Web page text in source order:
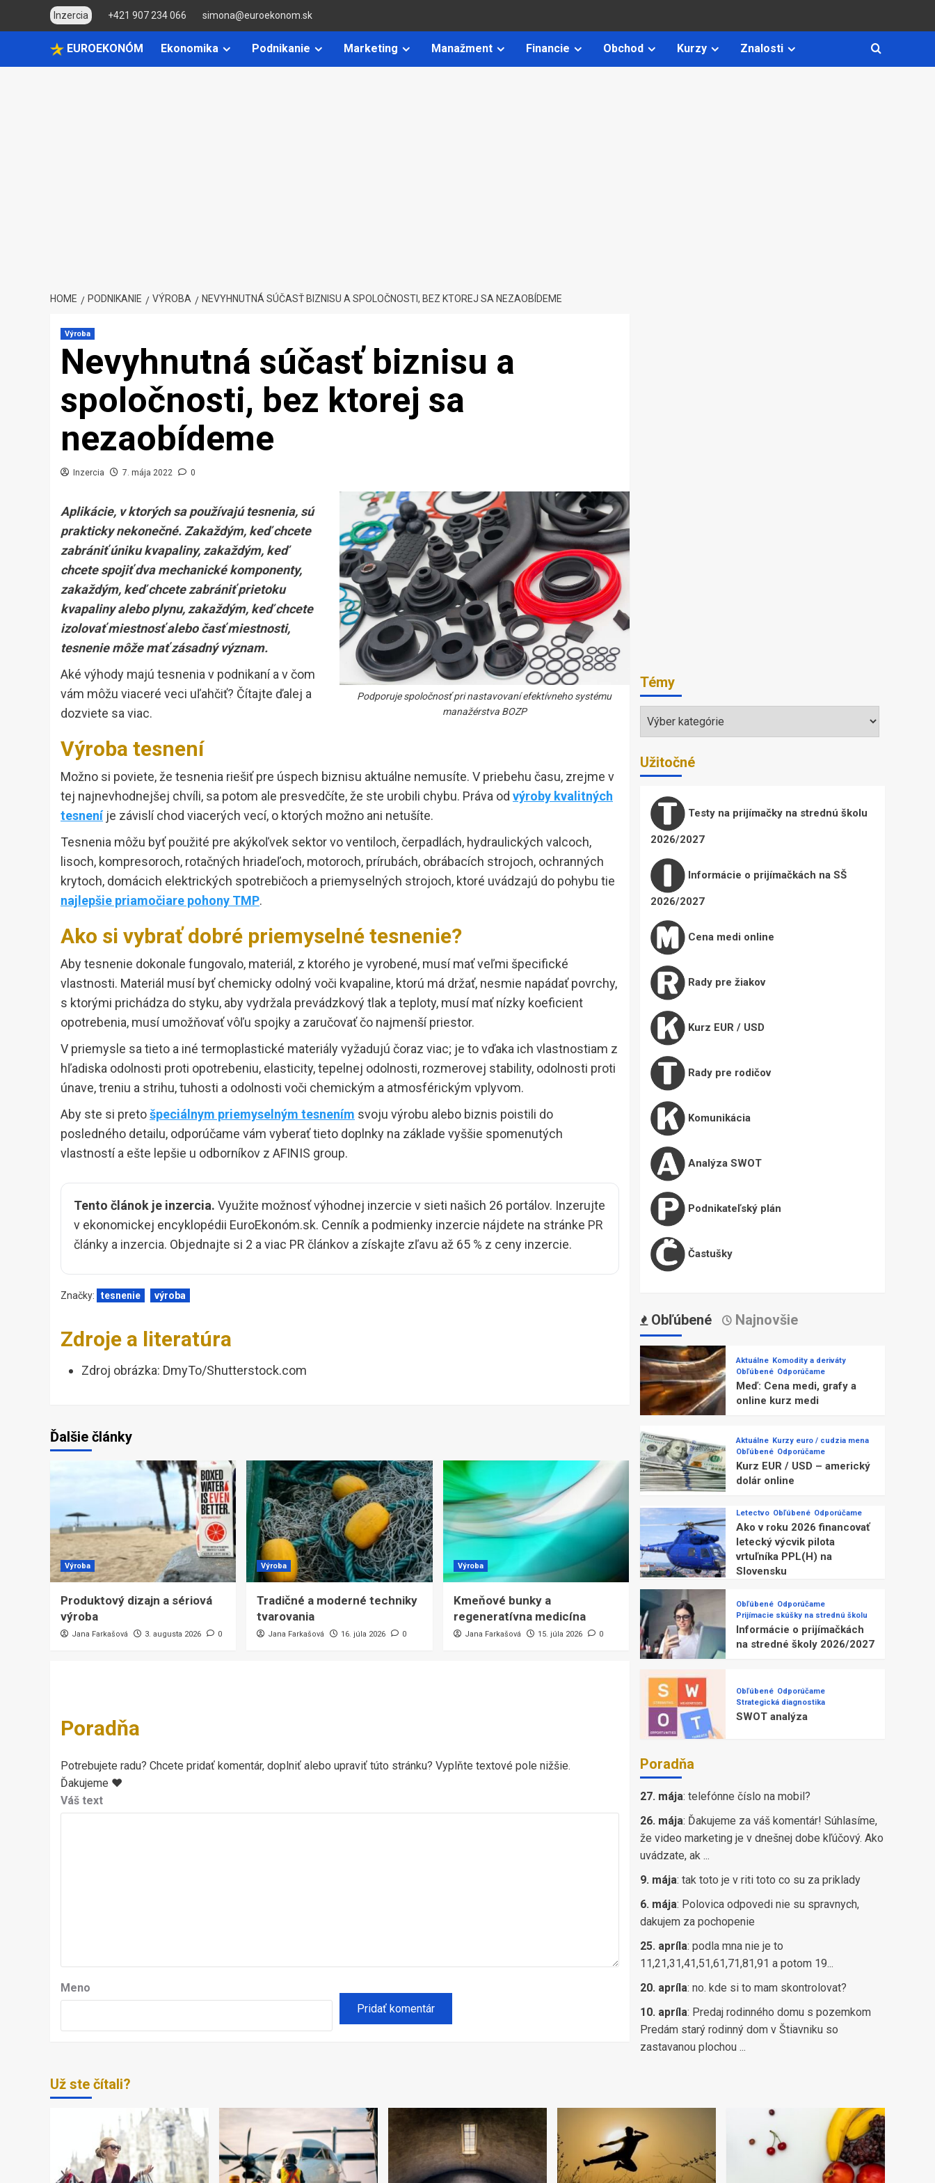
Inzercia +421 907 234 066 simona@euroekonom.sk
EUROEKONÓM Ekonomika Podnikanie Marketing Manažment Financie Obchod Kurzy Znalosti
HOME PODNIKANIE VÝROBA NEVYHNUTNÁ SÚČASŤ BIZNISU A SPOLOČNOSTI, BEZ KTOREJ SA NEZAOBÍDEME
Výroba
Nevyhnutná súčasť biznisu a
spoločnosti, bez ktorej sa
nezaobídeme
Inzercia 7. mája 2022 0
Podporuje spoločnosť pri nastavovaní efektívneho systému
manažérstva BOZP
Aplikácie, v ktorých sa používajú tesnenia, sú
prakticky nekonečné. Zakaždým, keď chcete
zabrániť úniku kvapaliny, zakaždým, keď
chcete spojiť dva mechanické komponenty,
zakaždým, keď chcete zabrániť prietoku
kvapaliny alebo plynu, zakaždým, keď chcete
izolovať miestnosť alebo časť miestnosti,
tesnenie môže mať zásadný význam.
Aké výhody majú tesnenia v podnikaní a v čom
vám môžu viaceré veci uľahčiť? Čítajte ďalej a
dozviete sa viac.
Výroba tesnení
Možno si poviete, že tesnenia riešiť pre úspech biznisu aktuálne nemusíte. V priebehu času, zrejme v
tej najnevhodnejšej chvíli, sa potom ale presvedčíte, že ste urobili chybu. Práva od výroby kvalitných
tesneníje závislí chod viacerých vecí, o ktorých možno ani netušíte.
Tesnenia môžu byť použité pre akýkoľvek sektor vo ventiloch, čerpadlách, hydraulických valcoch,
lisoch, kompresoroch, rotačných hriadeľoch, motoroch, prírubách, obrábacích strojoch, ochranných
krytoch, domácich elektrických spotrebičoch a priemyselných strojoch, ktoré uvádzajú do pohybu tie
najlepšie priamočiare pohony TMP.
Ako si vybrať dobré priemyselné tesnenie?
Aby tesnenie dokonale fungovalo, materiál, z ktorého je vyrobené, musí mať veľmi špecifické
vlastnosti. Materiál musí byť chemicky odolný voči kvapaline, ktorú má držať, nesmie napádať povrchy,
s ktorými prichádza do styku, aby vydržala prevádzkový tlak a teploty, musí mať nízky koeficient
opotrebenia, musí umožňovať vôľu spojky a zaručovať čo najmenší priestor.
V priemysle sa tieto a iné termoplastické materiály vyžadujú čoraz viac; je to vďaka ich vlastnostiam z
hľadiska odolnosti proti opotrebeniu, elasticity, tepelnej odolnosti, rozmerovej stability, odolnosti proti
únave, treniu a strihu, tuhosti a odolnosti voči chemickým a atmosférickým vplyvom.
Aby ste si pretošpeciálnym priemyselným tesnením svoju výrobu alebo biznis poistili do
posledného detailu, odporúčame vám vyberať tieto doplnky na základe vyššie spomenutých
vlastností a ešte lepšie u odborníkov z AFINIS group.
Tento článok je inzercia. Využite možnosť výhodnej inzercie v sieti našich 26 portálov. Inzerujte
v ekonomickej encyklopédii EuroEkonóm.sk. Cenník a podmienky inzercie nájdete na stránke PR
články a inzercia. Objednajte si 2 a viac PR článkov a získajte zľavu až 65 % z ceny inzercie.
Značky: tesnenie výroba
Zdroje a literatúra
Zdroj obrázka: DmyTo/Shutterstock.com
Ďalšie články
Výroba
Produktový dizajn a sériová
výroba
Jana Farkašová 3. augusta 2026 0
Výroba
Tradičné a moderné techniky
tvarovania
Jana Farkašová 16. júla 2026 0
Výroba
Kmeňové bunky a
regeneratívna medicína
Jana Farkašová 15. júla 2026 0
Poradňa
Potrebujete radu? Chcete pridať komentár, doplniť alebo upraviť túto stránku? Vyplňte textové pole nižšie.
Ďakujeme ♥
Váš text
Meno
Témy
Témy
Užitočné
Testy na prijímačky na strednú školu
2026/2027
Informácie o prijímačkách na SŠ
2026/2027
Cena medi online
Rady pre žiakov
Kurz EUR / USD
Rady pre rodičov
Komunikácia
Analýza SWOT
Podnikateľský plán
Častušky
Obľúbené Najnovšie
Aktuálne Komodity a deriváty
Obľúbené Odporúčame
Meď: Cena medi, grafy a
online kurz medi
Aktuálne Kurzy euro / cudzia mena
Obľúbené Odporúčame
Kurz EUR / USD – americký
dolár online
Letectvo Obľúbené Odporúčame
Ako v roku 2026 financovať
letecký výcvik pilota
vrtuľníka PPL(H) na
Slovensku
Obľúbené Odporúčame
Prijímacie skúšky na strednú školu
Informácie o prijímačkách
na stredné školy 2026/2027
Obľúbené Odporúčame
Strategická diagnostika
SWOT analýza
Poradňa
27. mája: telefónne číslo na mobil?
26. mája: Ďakujeme za váš komentár! Súhlasíme,
že video marketing je v dnešnej dobe kľúčový. Ako
uvádzate, ak ...
9. mája: tak toto je v riti toto co su za priklady
6. mája: Polovica odpovedi nie su spravnych,
dakujem za pochopenie
25. apríla: podla mna nie je to
11,21,31,41,51,61,71,81,91 a potom 19...
20. apríla: no. kde si to mam skontrolovat?
10. apríla: Predaj rodinného domu s pozemkom
Predám starý rodinný dom v Štiavniku so
zastavanou plochou ...
Už ste čítali?